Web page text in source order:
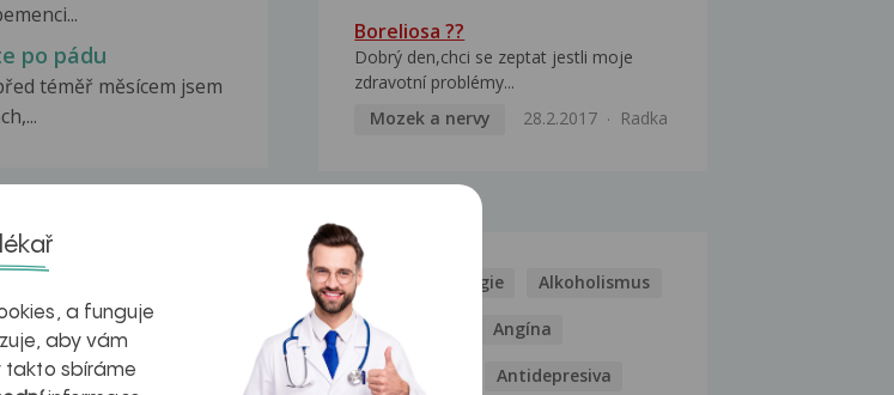
po pádu
téměř měsícem jsem
Boreliosa ??
Dobrý den,chci se zeptat jestli moje
zdravotní problémy...
Mozek a nervy
28.2.2017 Radka
Alergie Alkoholismus
Analgetika Angína
Antibiotika Antidepresiva
a funguje
aby vám
takto sbíráme